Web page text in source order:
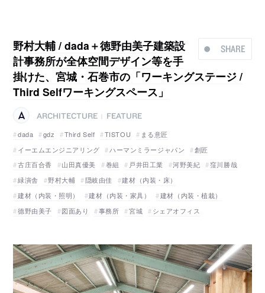
SHARE
野村大輔 / dada＋徳野由美子建築設
計事務所が全体空間デザイン等を手
掛けた、宮城・石巻市の「ワーキングステージ /
Third Selfワーキングスペース」
ARCHITECTURE
FEATURE
dada
gdz Third Self TISTOU
まる意匠
イーエムエンジニアリング
ハーマンミラージャパン
創匠
古庄百合香
山田真優美 巻組 戸井田工業 河野美紀
窪川勝哉
緑演舎
野村大輔 隠岐由佳
建材（内装・床）
建材（内装・照明）
建材（内装・家具）
建材（内装・植栽）
德野由美子
図面あり 事務所 宮城 シェアオフィス